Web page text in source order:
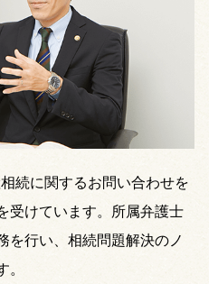
続に関するお問い合わせを
受けています。所属弁護士
を行い、相続問題解決のノ
。